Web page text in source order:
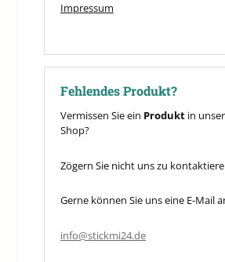
Impressum
Fehlendes Produkt?
Vermissen Sie ein Produkt in
Shop?
Zögern Sie nicht uns zu
Gerne können Sie uns eine E-Mail
info@stickmi24.de